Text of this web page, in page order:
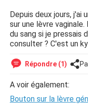
Depuis deux jours,
sur une lèvre
du sang si je pressais
consulter ? C'est un
Répondre (1)
A voir également:
Bouton sur la lèvre